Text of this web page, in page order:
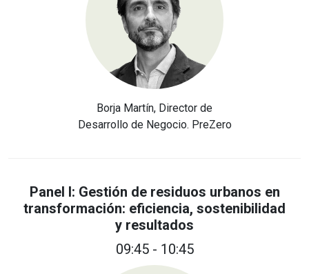
Borja Martín, Director de
Desarrollo de Negocio. PreZero
Panel I: Gestión de residuos urbanos en
transformación: eficiencia, sostenibilidad
y resultados
09:45 - 10:45